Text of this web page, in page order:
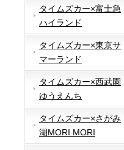
タイムズカー×富士急
ハイランド
タイムズカー×東京サ
マーランド
タイムズカー×西武園
ゆうえんち
タイムズカー×さがみ
湖MORI MORI